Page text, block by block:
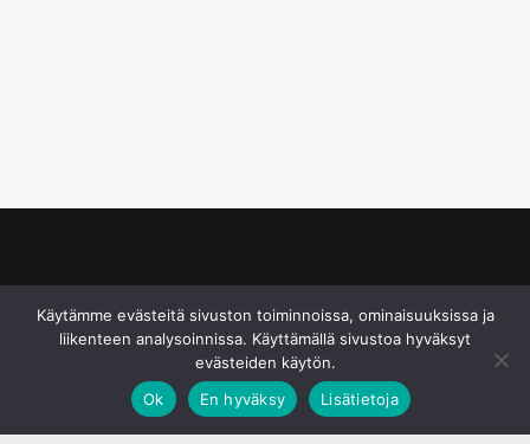
Käytämme evästeitä sivuston toiminnoissa, ominaisuuksissa ja
liikenteen analysoinnissa. Käyttämällä sivustoa hyväksyt
evästeiden käytön.
Ok
En hyväksy Lisätietoja